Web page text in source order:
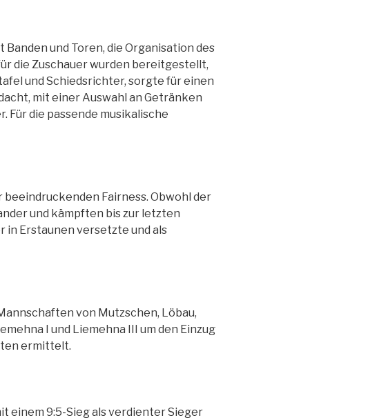
und Toren, die Organisation des
die Zuschauer wurden bereitgestellt,
und Schiedsrichter, sorgte für einen
mit einer Auswahl an Getränken
Für die passende musikalische
Fairness. Obwohl der
und kämpften bis zur letzten
in Erstaunen versetzte und als
von Mutzschen, Löbau,
I und Liemehna III um den Einzug
ermittelt.
einem 9:5-Sieg als verdienter Sieger